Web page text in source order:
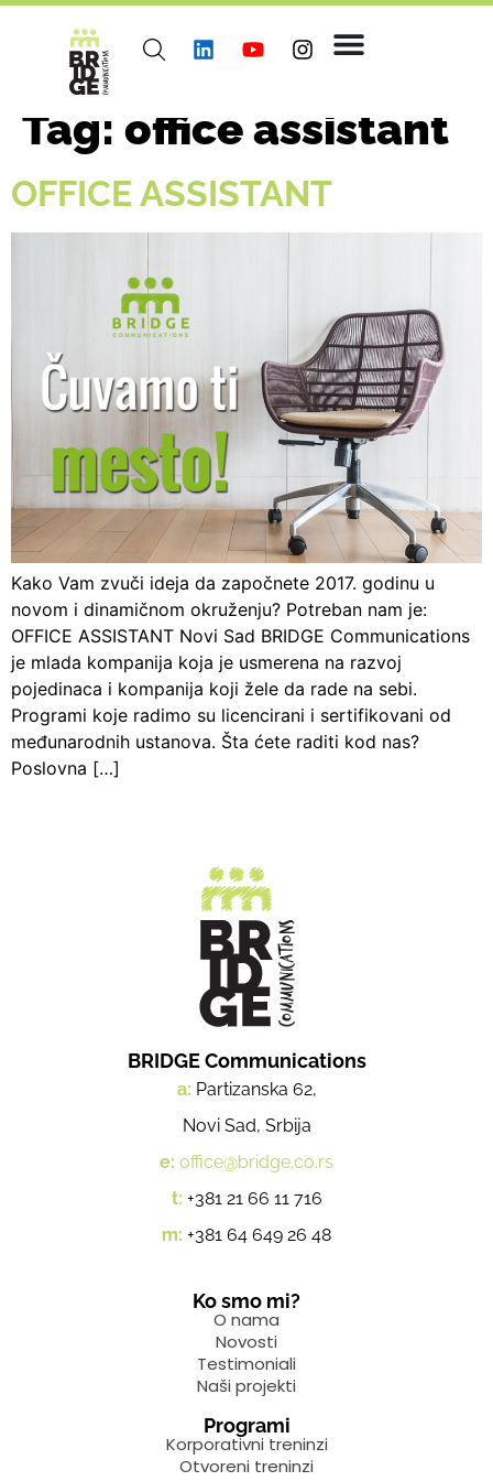
Tag: office assistant
OFFICE ASSISTANT
Kako Vam zvuči ideja da započnete 2017. godinu u
novom i dinamičnom okruženju? Potreban nam je:
OFFICE ASSISTANT Novi Sad BRIDGE Communications
je mlada kompanija koja je usmerena na razvoj
pojedinaca i kompanija koji žele da rade na sebi.
Programi koje radimo su licencirani i sertifikovani od
međunarodnih ustanova. Šta ćete raditi kod nas?
Poslovna […]
BRIDGE Communications
a: Partizanska 62,
Novi Sad, Srbija
e: office@bridge.co.rs
t: +381 21 66 11 716
m: +381 64 649 26 48
Ko smo mi?
O nama
Novosti
Testimoniali
Naši projekti
Programi
Korporativni treninzi
Otvoreni treninzi